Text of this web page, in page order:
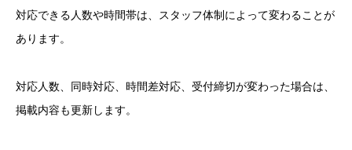
対応できる人数や時間帯は、スタッフ体制によって変わることが
あります。
対応人数、同時対応、時間差対応、受付締切が変わった場合は、
掲載内容も更新します。